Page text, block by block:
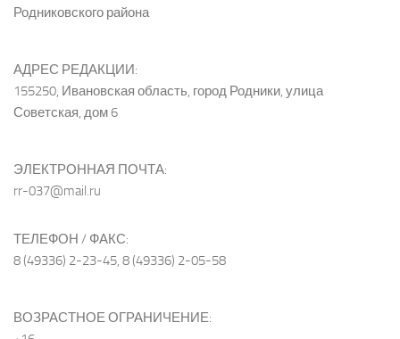
Родниковского района
АДРЕС РЕДАКЦИИ:
155250, Ивановская область, город Родники, улица
Советская, дом 6
ЭЛЕКТРОННАЯ ПОЧТА:
rr-037@mail.ru
ТЕЛЕФОН / ФАКС:
8 (49336) 2-23-45, 8 (49336) 2-05-58
ВОЗРАСТНОЕ ОГРАНИЧЕНИЕ: